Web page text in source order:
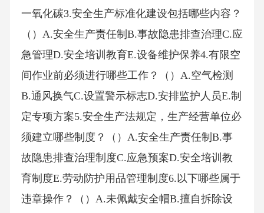
一氧化碳3.安全生产标准化建设包括哪些内容？
（）A.安全生产责任制B.事故隐患排查治理C.应
急管理D.安全培训教育E.设备维护保养4.有限空
间作业前必须进行哪些工作？（）A.空气检测
B.通风换气C.设置警示标志D.安排监护人员E.制
定专项方案5.安全生产法规定，生产经营单位必
须建立哪些制度？（）A.安全生产责任制B.事
故隐患排查治理制度C.应急预案D.安全培训教
育制度E.劳动防护用品管理制度6.以下哪些属于
违章操作？（）A.未佩戴安全帽B.擅自拆除设